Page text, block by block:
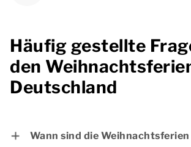
Häufig gestellte
den
Deutschland
Wann sind die Weihnachtsferien